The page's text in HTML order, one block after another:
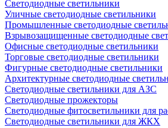
Светодиодные светильники
Уличные светодиодные светильники
Промышленные светодиодные
Взрывозащищенные светодиодные
Офисные светодиодные светильники
Торговые светодиодные светильники
Фигурные светодиодные светильники
Архитектурные светодиодные
Светодиодные светильники для АЗС
Светодиодные прожекторы
Светодиодные фитосветильники для
Светодиодные светильники для ЖКХ